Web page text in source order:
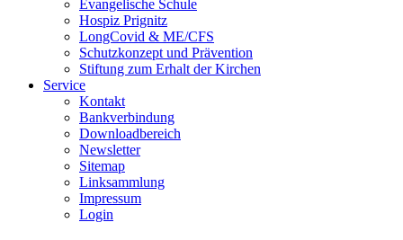
Evangelische Schule
Hospiz Prignitz
LongCovid & ME/CFS
Schutzkonzept und Prävention
Stiftung zum Erhalt der Kirchen
Service
Kontakt
Bankverbindung
Downloadbereich
Newsletter
Sitemap
Linksammlung
Impressum
Login